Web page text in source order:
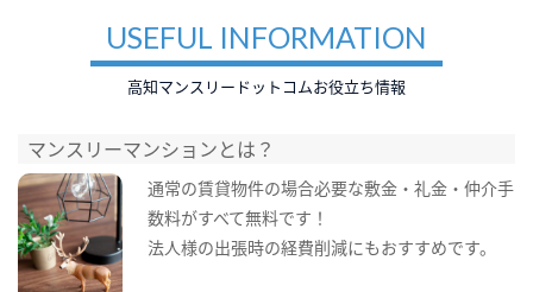
USEFUL INFORMATION
高知マンスリードットコムお役立ち情報
マンスリーマンションとは？
通常の賃貸物件の場合必要な敷金・礼金・仲介手
数料がすべて無料です！
法人様の出張時の経費削減にもおすすめです。